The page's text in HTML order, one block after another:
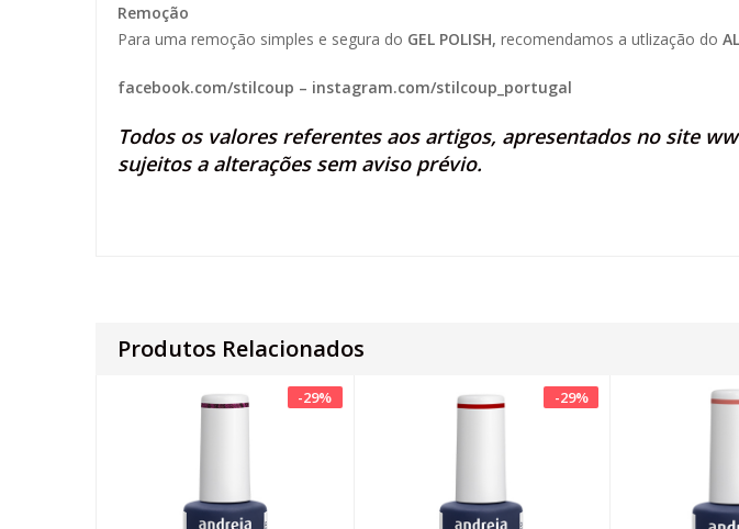
Remoção
Para uma remoção simples e segura do GEL POLISH, recomendamos a utlização do
facebook.com/stilcoup – instagram.com/stilcoup_portugal
Todos os valores referentes aos artigos, apresentados no site
sujeitos a alterações sem aviso prévio.
Produtos Relacionados
-29% -29%